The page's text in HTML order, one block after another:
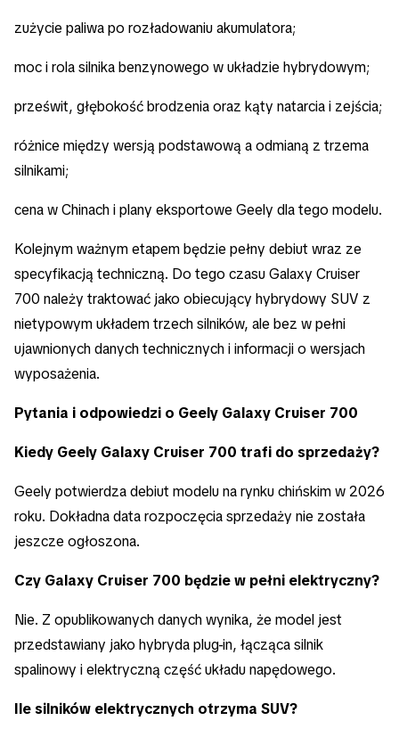
zużycie paliwa po rozładowaniu akumulatora;
moc i rola silnika benzynowego w układzie hybrydowym;
prześwit, głębokość brodzenia oraz kąty natarcia i zejścia;
różnice między wersją podstawową a odmianą z trzema
silnikami;
cena w Chinach i plany eksportowe Geely dla tego modelu.
Kolejnym ważnym etapem będzie pełny debiut wraz ze
specyfikacją techniczną. Do tego czasu Galaxy Cruiser
700 należy traktować jako obiecujący hybrydowy SUV z
nietypowym układem trzech silników, ale bez w pełni
ujawnionych danych technicznych i informacji o wersjach
wyposażenia.
Pytania i odpowiedzi o Geely Galaxy Cruiser 700
Kiedy Geely Galaxy Cruiser 700 trafi do sprzedaży?
Geely potwierdza debiut modelu na rynku chińskim w 2026
roku. Dokładna data rozpoczęcia sprzedaży nie została
jeszcze ogłoszona.
Czy Galaxy Cruiser 700 będzie w pełni elektryczny?
Nie. Z opublikowanych danych wynika, że model jest
przedstawiany jako hybryda plug-in, łącząca silnik
spalinowy i elektryczną część układu napędowego.
Ile silników elektrycznych otrzyma SUV?